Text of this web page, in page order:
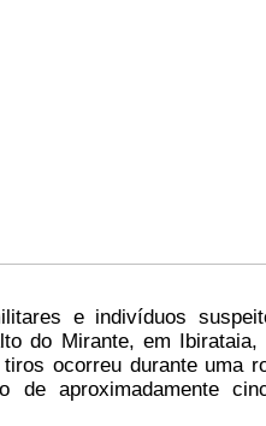
e indivíduos
do Mirante, em
ocorreu durante uma
de aproximadamente